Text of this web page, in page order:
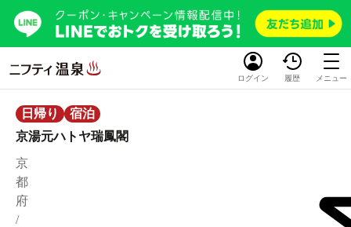
ログイン 履歴 メニュー
日帰り
宿泊
京湯元ハトヤ瑞鳳閣
京
都
府
/